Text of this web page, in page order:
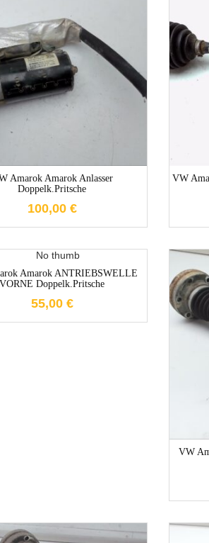
Amarok Amarok Anlasser
Doppelk.Pritsche
100,00 €
1-3 Werktage
VW
Amarok ANTRIEBSWELLE
VORNE Doppelk.Pritsche
55,00 €
1-3 Werktage
VW